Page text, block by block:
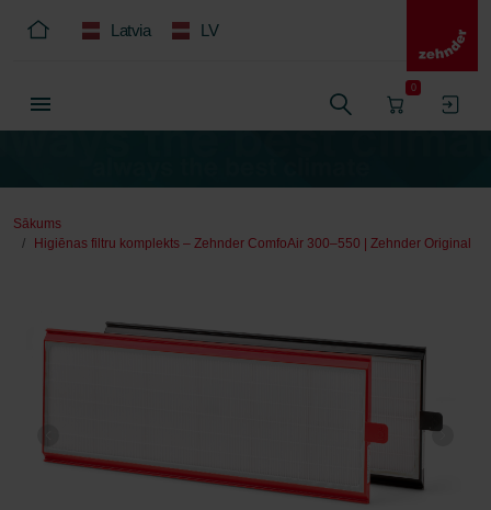
Latvia LV
0
Sākums
Higiēnas filtru komplekts – Zehnder ComfoAir 300–550 | Zehnder Original